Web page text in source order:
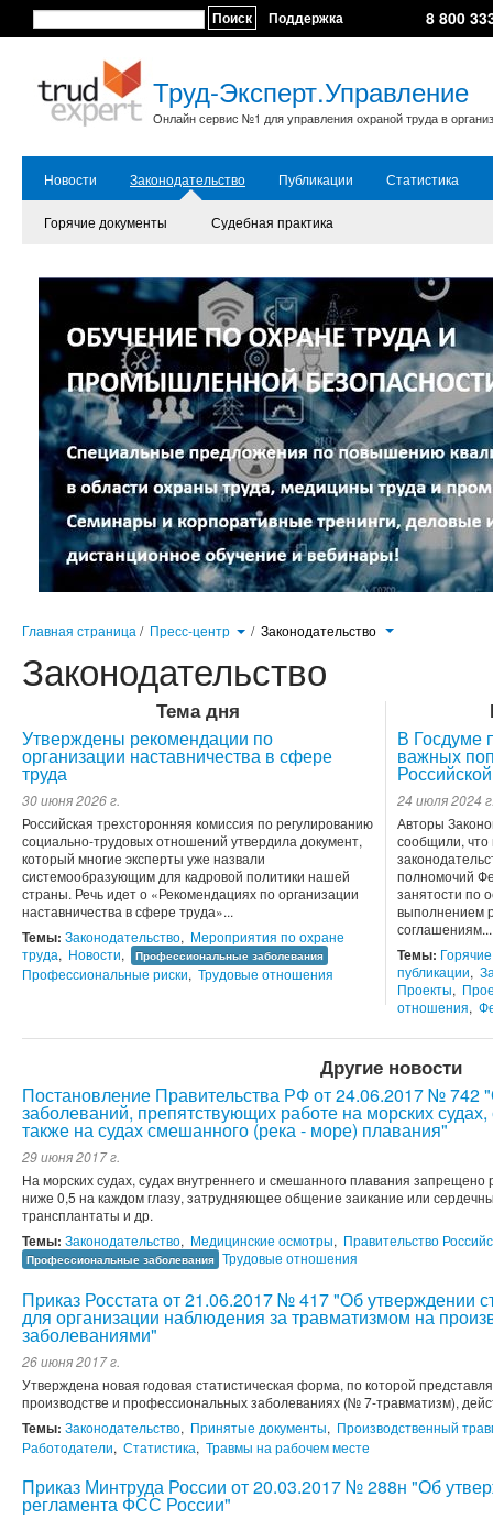
Поиск Поддержка 8 800
Труд-Эксперт.Управление
Онлайн сервис №1 для управления охраной труда в
Новости Законодательство Публикации Статистика
Горячие документы Судебная практика
Главная страница / Пресс-центр / Законодательство
Законодательство
Тема дня
Утверждены рекомендации по
организации наставничества в сфере
труда
30 июня 2026 г.
Российская трехсторонняя комиссия по регулированию
социально-трудовых отношений утвердила документ,
который многие эксперты уже назвали
системообразующим для кадровой политики нашей
страны. Речь идет о «Рекомендациях по организации
наставничества в сфере труда»...
Темы: Законодательство, Мероприятия по охране
труда, Новости, Профессиональные заболевания
Профессиональные риски, Трудовые отношения
В Госдуме
важных
24 июля 2024
Авторы
сообщили,
полномочий
занятости по
выполнением
соглашениям...
Темы:
публикации,
Проекты,
отношения,
Другие новости
Постановление Правительства РФ от 24.06.2017 № 742
заболеваний, препятствующих работе на морских
также на судах смешанного (река - море) плавания"
29 июня 2017 г.
На морских судах, судах внутреннего и смешанного плавания
ниже 0,5 на каждом глазу, затрудняющее общение заикание или
трансплантаты и др.
Темы: Законодательство, Медицинские осмотры, Правительство
Профессиональные заболевания Трудовые отношения
Приказ Росстата от 21.06.2017 № 417 "Об утверждении
для организации наблюдения за травматизмом на
заболеваниями"
26 июня 2017 г.
Утверждена новая годовая статистическая форма, по которой
производстве и профессиональных заболеваниях (№ 7-травматизм),
Темы: Законодательство, Принятые документы, Производственный
Работодатели, Статистика, Травмы на рабочем месте
Приказ Минтруда России от 20.03.2017 № 288н "Об
регламента ФСС России"